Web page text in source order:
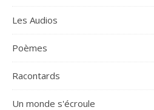
Les Audios
Poèmes
Racontards
Un monde s'écroule